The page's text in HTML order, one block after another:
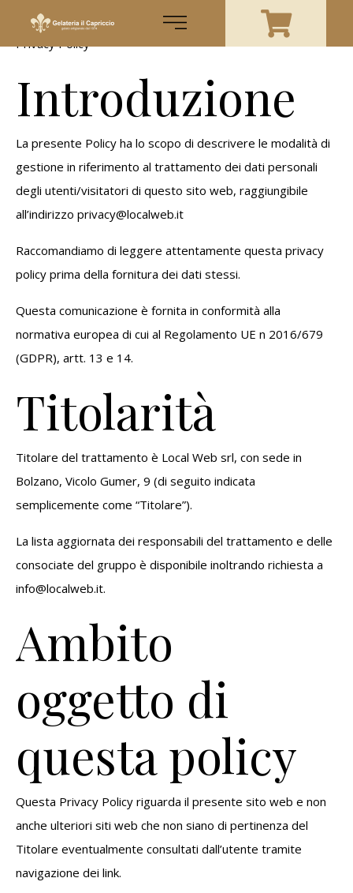
Privacy Policy
Introduzione
La presente Policy ha lo scopo di descrivere le modalità di
gestione in riferimento al trattamento dei dati personali
degli utenti/visitatori di questo sito web, raggiungibile
all’indirizzo privacy@localweb.it
Raccomandiamo di leggere attentamente questa privacy
policy prima della fornitura dei dati stessi.
Questa comunicazione è fornita in conformità alla
normativa europea di cui al Regolamento UE n 2016/679
(GDPR), artt. 13 e 14.
Titolarità
Titolare del trattamento è Local Web srl, con sede in
Bolzano, Vicolo Gumer, 9 (di seguito indicata
semplicemente come “Titolare”).
La lista aggiornata dei responsabili del trattamento e delle
consociate del gruppo è disponibile inoltrando richiesta a
info@localweb.it.
Ambito
oggetto di
questa policy
Questa Privacy Policy riguarda il presente sito web e non
anche ulteriori siti web che non siano di pertinenza del
Titolare eventualmente consultati dall’utente tramite
navigazione dei link.